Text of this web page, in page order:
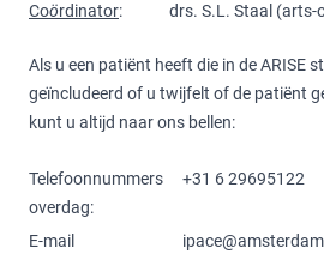
Coördinator: drs. S.L. Staal (arts-
Als u een patiënt heeft die in de ARISE
geïncludeerd of u twijfelt of de patiënt
kunt u altijd naar ons bellen:
Telefoonnummers
overdag:
+31 6 29695122
E-mail